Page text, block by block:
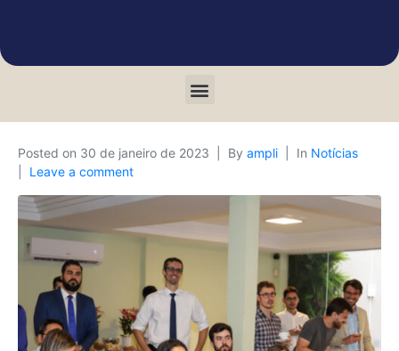
Posted on 30 de janeiro de 2023 By ampli In Notícias
Leave a comment